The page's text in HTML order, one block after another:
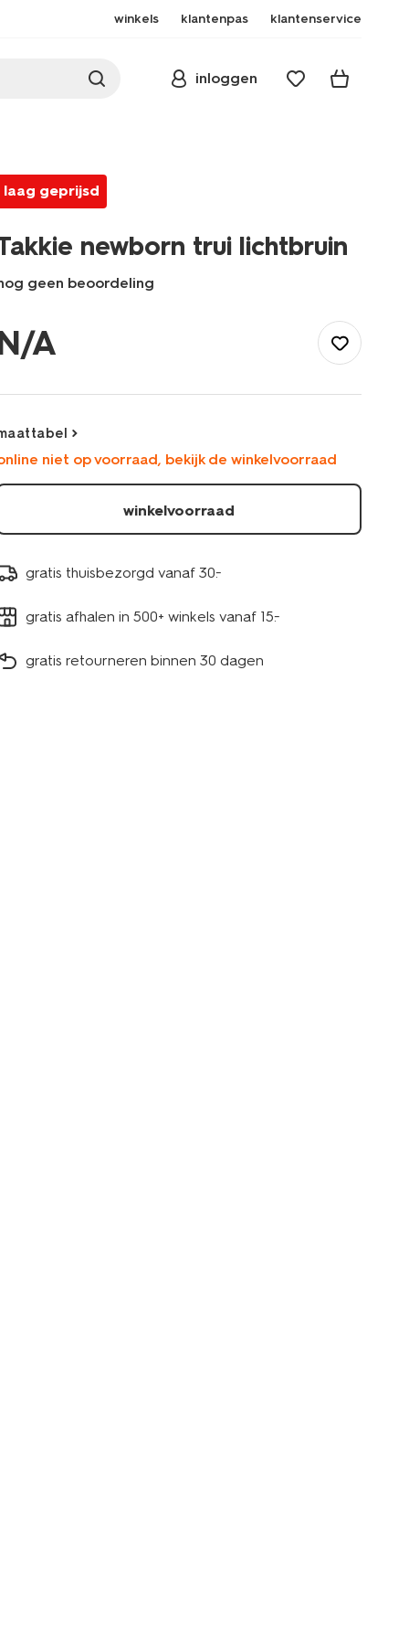
winkels klantenpas klantenservice
inloggen
laag geprijsd
newborn trui lichtbruin
geen beoordeling
truien-
vesten/takkie-
newborn-
A
niet op voorraad, bekijk de winkelvoorraad
winkelvoorraad
gratis thuisbezorgd vanaf 30.-
gratis afhalen in 500+ winkels vanaf 15.-
gratis retourneren binnen 30 dagen